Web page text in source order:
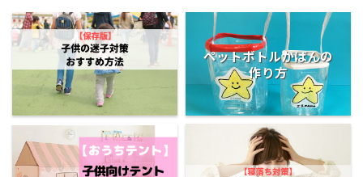
ペットボトルかばんの
作り方